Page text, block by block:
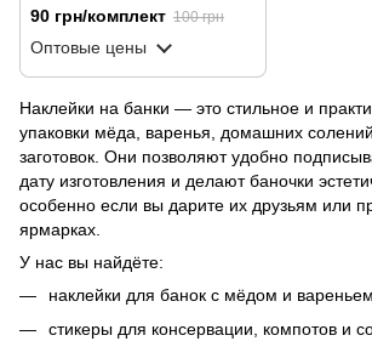
30 штук
90 грн/комплект 100 грн
Оптовые цены
Наклейки на банки — это стильное и
упаковки мёда, варенья, домашних
заготовок. Они позволяют удобно
дату изготовления и делают баночки
особенно если вы дарите их друзьям или
ярмарках.
У нас вы найдёте:
наклейки для банок с мёдом и вареньем
стикеры для консервации, компотов и